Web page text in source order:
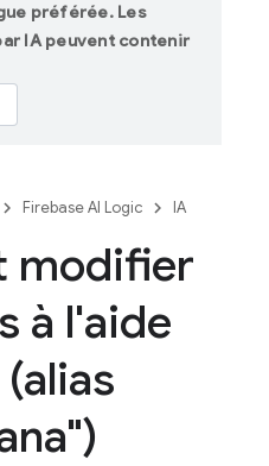
préférée. Les
IA peuvent contenir
Firebase AI Logic IA
modifier
à l'aide